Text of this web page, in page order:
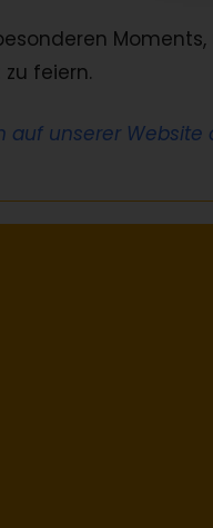
feiern.
auf unserer Website